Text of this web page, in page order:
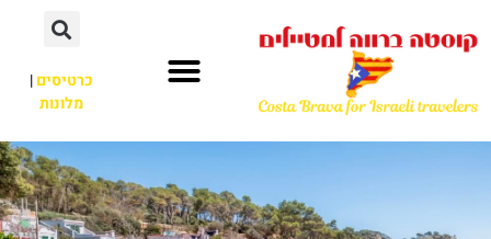
כרטיסים|
מלונות